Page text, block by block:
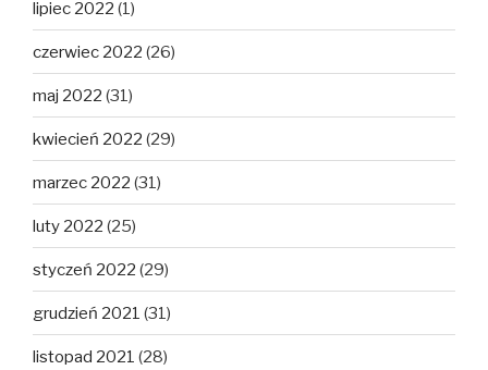
lipiec 2022 (1)
czerwiec 2022 (26)
maj 2022 (31)
kwiecień 2022 (29)
marzec 2022 (31)
luty 2022 (25)
styczeń 2022 (29)
grudzień 2021 (31)
listopad 2021 (28)